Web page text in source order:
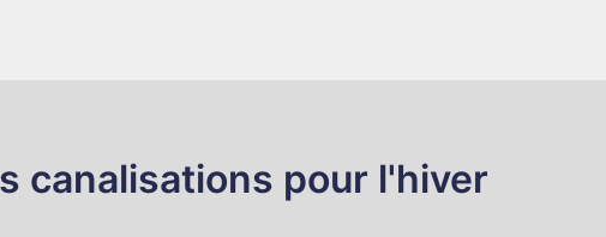
canalisations pour l'hiver